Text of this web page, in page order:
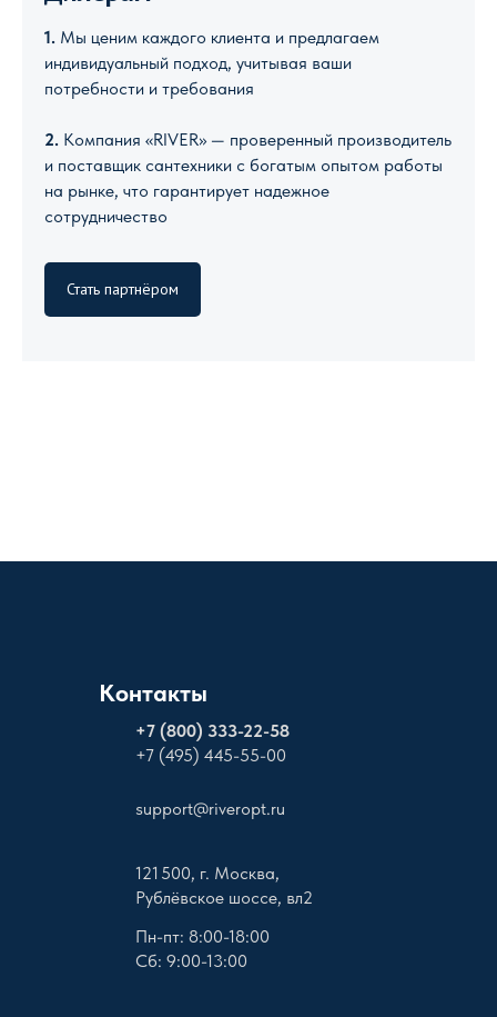
1. Мы ценим каждого клиента и предлагаем
индивидуальный подход, учитывая ваши
потребности и требования
2. Компания «RIVER» — проверенный производитель
и поставщик сантехники с богатым опытом работы
на рынке, что гарантирует надежное
сотрудничество
Стать партнёром
Контакты
+7 (800) 333-22-58
+7 (495) 445-55-00
support@riveropt.ru
121 500, г. Москва,
Рублёвское шоссе, вл2
Пн-пт: 8:00-18:00
Сб: 9:00-13:00